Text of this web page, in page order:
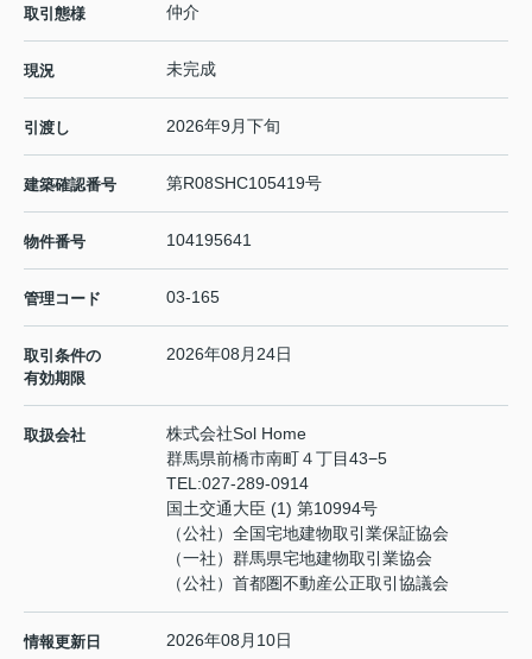
取引態様 仲介
現況 未完成
引渡し 2026年9月下旬
建築確認番号 第R08SHC105419号
物件番号 104195641
管理コード 03-165
取引条件の
有効期限
2026年08月24日
取扱会社
株式会社Sol Home
群馬県前橋市南町４丁目43−5
TEL:027-289-0914
国土交通大臣 (1) 第10994号
（公社）全国宅地建物取引業保証協会
（一社）群馬県宅地建物取引業協会
（公社）首都圏不動産公正取引協議会
情報更新日 2026年08月10日